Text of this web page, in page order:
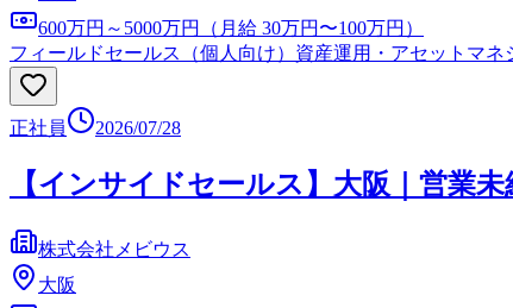
600万円～5000万円（月給 30万円〜100万円）
フィールドセールス（個人向け） 資産運用・アセットマネ
正社員 2026/07/28
【インサイドセールス】大阪｜営業
株式会社メビウス
大阪